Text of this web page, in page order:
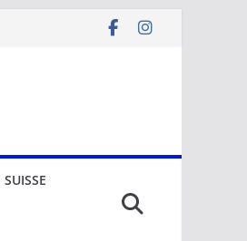
SUISSE